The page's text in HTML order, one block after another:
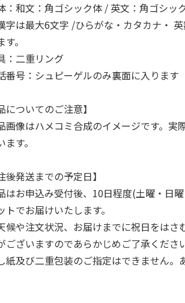
アニメ『ジョジョの
奇妙な冒険 黄金の
風』CITY POP…
4,939円
(送料別・税込)
コジコジ／ショルダ
ー付きバッグ
アニ
奇
風
：和文：角ゴシック体 / 英文：角ゴシッ
は最大6文字 /ひらがな・カタカナ・ 英
。
：二重リング
番号：シュピーゲルのみ裏面に入ります
についてのご注意】
画像はハメコミ合成のイメージです。実
ます。
後発送までの予定日】
はお申込み受付後、10日程度(土曜・日
トでお届けいたします。
や注文状況、お届けまでに祝日をはさ
ございますのであらかじめご了承くださ
紙及び二重包装のご指定はできません。